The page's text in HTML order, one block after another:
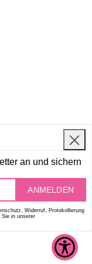
an und sichern
ANMELDEN
Widerruf, Protokollierung
in unserer